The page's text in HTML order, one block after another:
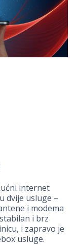
internet
dvije usluge –
i modema
i brz
i zapravo je
usluge.